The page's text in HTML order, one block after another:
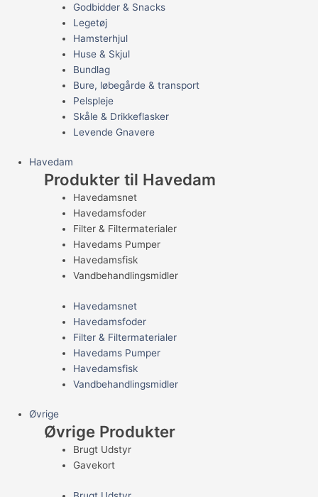
Godbidder & Snacks
Legetøj
Hamsterhjul
Huse & Skjul
Bundlag
Bure, løbegårde & transport
Pelspleje
Skåle & Drikkeflasker
Levende Gnavere
Havedam
Produkter til Havedam
Havedamsnet
Havedamsfoder
Filter & Filtermaterialer
Havedams Pumper
Havedamsfisk
Vandbehandlingsmidler
Havedamsnet
Havedamsfoder
Filter & Filtermaterialer
Havedams Pumper
Havedamsfisk
Vandbehandlingsmidler
Øvrige
Øvrige Produkter
Brugt Udstyr
Gavekort